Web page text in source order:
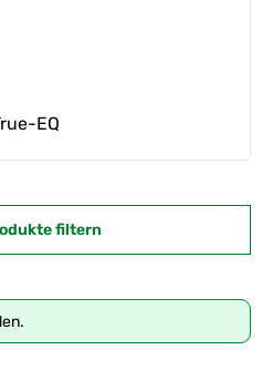
EQ
filtern